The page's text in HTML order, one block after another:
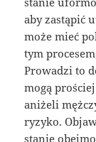
aby zastąpić
może mieć
tym
Prowadzi to
mogą
aniżeli
ryzyko.
stanie